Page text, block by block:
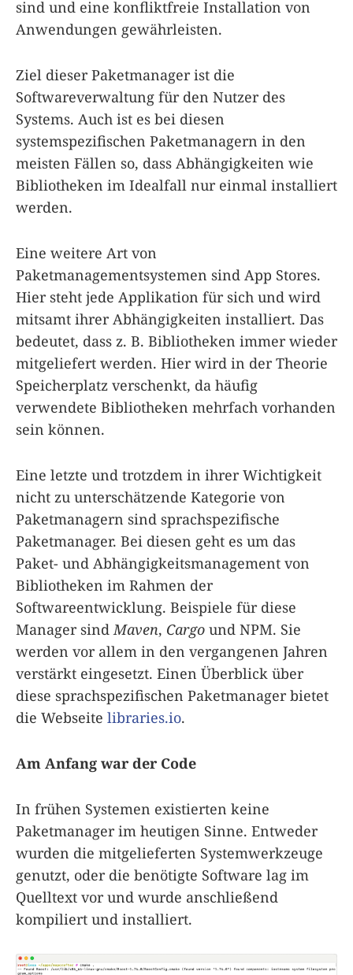
sind und eine konfliktfreie Installation von
Anwendungen gewährleisten.
Ziel dieser Paketmanager ist die
Softwareverwaltung für den Nutzer des
Systems. Auch ist es bei diesen
systemspezifischen Paketmanagern in den
meisten Fällen so, dass Abhängigkeiten wie
Bibliotheken im Idealfall nur einmal installiert
werden.
Eine weitere Art von
Paketmanagementsystemen sind App Stores.
Hier steht jede Applikation für sich und wird
mitsamt ihrer Abhängigkeiten installiert. Das
bedeutet, dass z. B. Bibliotheken immer wieder
mitgeliefert werden. Hier wird in der Theorie
Speicherplatz verschenkt, da häufig
verwendete Bibliotheken mehrfach vorhanden
sein können.
Eine letzte und trotzdem in ihrer Wichtigkeit
nicht zu unterschätzende Kategorie von
Paketmanagern sind sprachspezifische
Paketmanager. Bei diesen geht es um das
Paket- und Abhängigkeitsmanagement von
Bibliotheken im Rahmen der
Softwareentwicklung. Beispiele für diese
Manager sind Maven, Cargo und NPM. Sie
werden vor allem in den vergangenen Jahren
verstärkt eingesetzt. Einen Überblick über
diese sprachspezifischen Paketmanager bietet
die Webseite libraries.io.
Am Anfang war der Code
In frühen Systemen existierten keine
Paketmanager im heutigen Sinne. Entweder
wurden die mitgelieferten Systemwerkzeuge
genutzt, oder die benötigte Software lag im
Quelltext vor und wurde anschließend
kompiliert und installiert.